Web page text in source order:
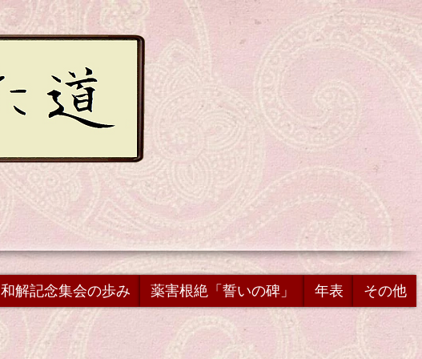
和解記念集会の歩み 薬害根絶「誓いの碑」 年表 その他